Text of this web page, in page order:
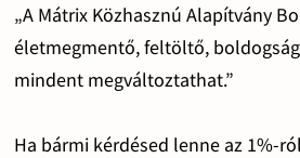
„A Mátrix Közhasznú Alapítvány
életmegmentő, feltöltő,
mindent megváltoztathat.”
Ha bármi kérdésed lenne az 1%-